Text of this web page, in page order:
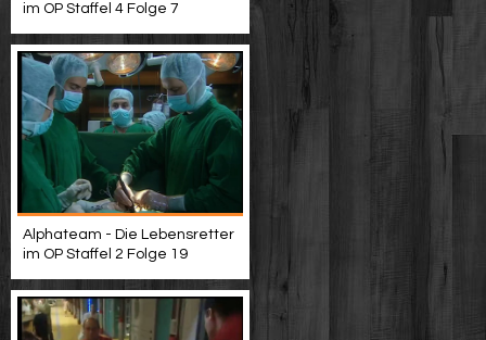
im OP Staffel 4 Folge 7
Alphateam - Die Lebensretter
im OP Staffel 2 Folge 19